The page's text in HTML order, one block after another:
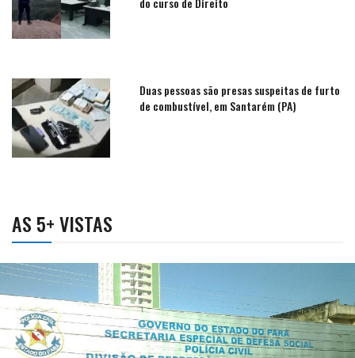
Duas pessoas são presas suspeitas de furto
de combustível, em Santarém (PA)
AS 5+ VISTAS